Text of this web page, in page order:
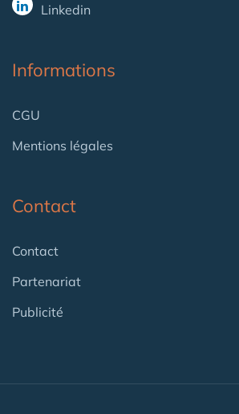
Linkedin
Informations
CGU
Mentions légales
Contact
Contact
Partenariat
Publicité